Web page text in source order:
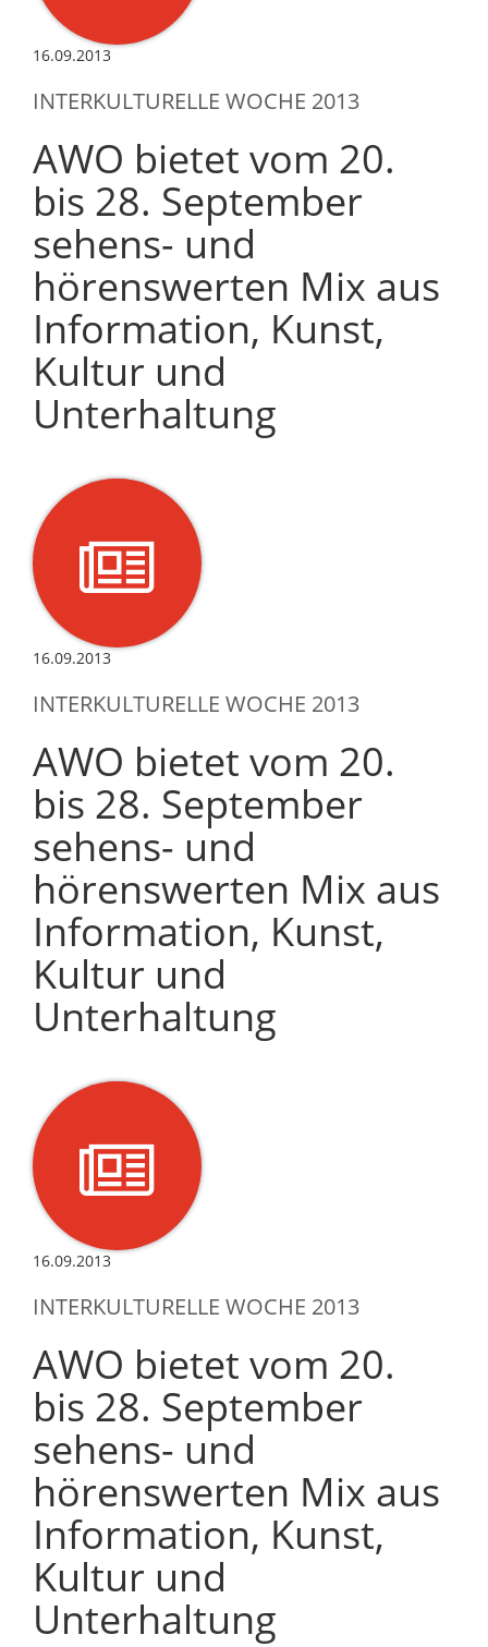
16.09.2013
INTERKULTURELLE WOCHE 2013
AWO bietet vom 20.
bis 28. September
sehens- und
hörenswerten Mix aus
Information, Kunst,
Kultur und
Unterhaltung
16.09.2013
INTERKULTURELLE WOCHE 2013
AWO bietet vom 20.
bis 28. September
sehens- und
hörenswerten Mix aus
Information, Kunst,
Kultur und
Unterhaltung
16.09.2013
INTERKULTURELLE WOCHE 2013
AWO bietet vom 20.
bis 28. September
sehens- und
hörenswerten Mix aus
Information, Kunst,
Kultur und
Unterhaltung